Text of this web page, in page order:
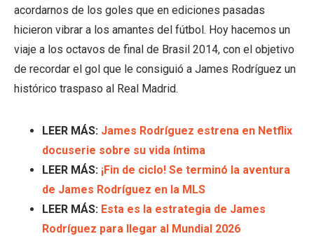
acordarnos de los goles que en ediciones pasadas
hicieron vibrar a los amantes del fútbol. Hoy hacemos un
viaje a los octavos de final de Brasil 2014, con el objetivo
de recordar el gol que le consiguió a James Rodríguez un
histórico traspaso al Real Madrid.
LEER MÁS: James Rodríguez estrena en Netflix
docuserie sobre su vida íntima
LEER MÁS: ¡Fin de ciclo! Se terminó la aventura
de James Rodríguez en la MLS
LEER MÁS: Esta es la estrategia de James
Rodríguez para llegar al Mundial 2026